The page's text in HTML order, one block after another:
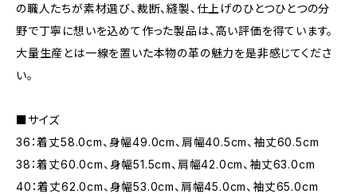
の職人たちが素材選び、裁断、縫製、仕上げのひとつひとつの分
野で丁寧に想いを込めて作った製品は、高い評価を得ています。
大量生産とは一線を置いた本物の革の魅力を是非感じてくださ
い。
■サイズ
36：着丈58.0cm、身幅49.0cm、肩幅40.5cm、袖丈60.5cm
38：着丈60.0cm、身幅51.5cm、肩幅42.0cm、袖丈63.0cm
40：着丈62.0cm、身幅53.0cm、肩幅45.0cm、袖丈65.0cm